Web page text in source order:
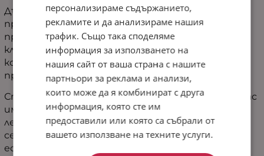
Дългогодишната ни експертиза като
производител на спално бельо ни е доказала, че
продуктите, които предлагаме на нашите
клиенти трябва да бъдат безкомпромисна
комбинация от качество, цена, удобство и
практичност.
Стараем се за произвеждаме и предлагаме за вас
именно такива комбинации. С които бързо и
лесно, с един клик да подарите на себе си и
семейството си комфорт, спокойствие и
естетика.
персонализираме съдържанието,
рекламите и да анализираме нашия
трафик. Също така споделяме
информация за използването на
нашия сайт от ваша страна с нашите
партньори за реклама и анализи,
които може да я комбинират с друга
информация, която сте им
предоставили или която са събрали от
вашето използване на техните услуги.